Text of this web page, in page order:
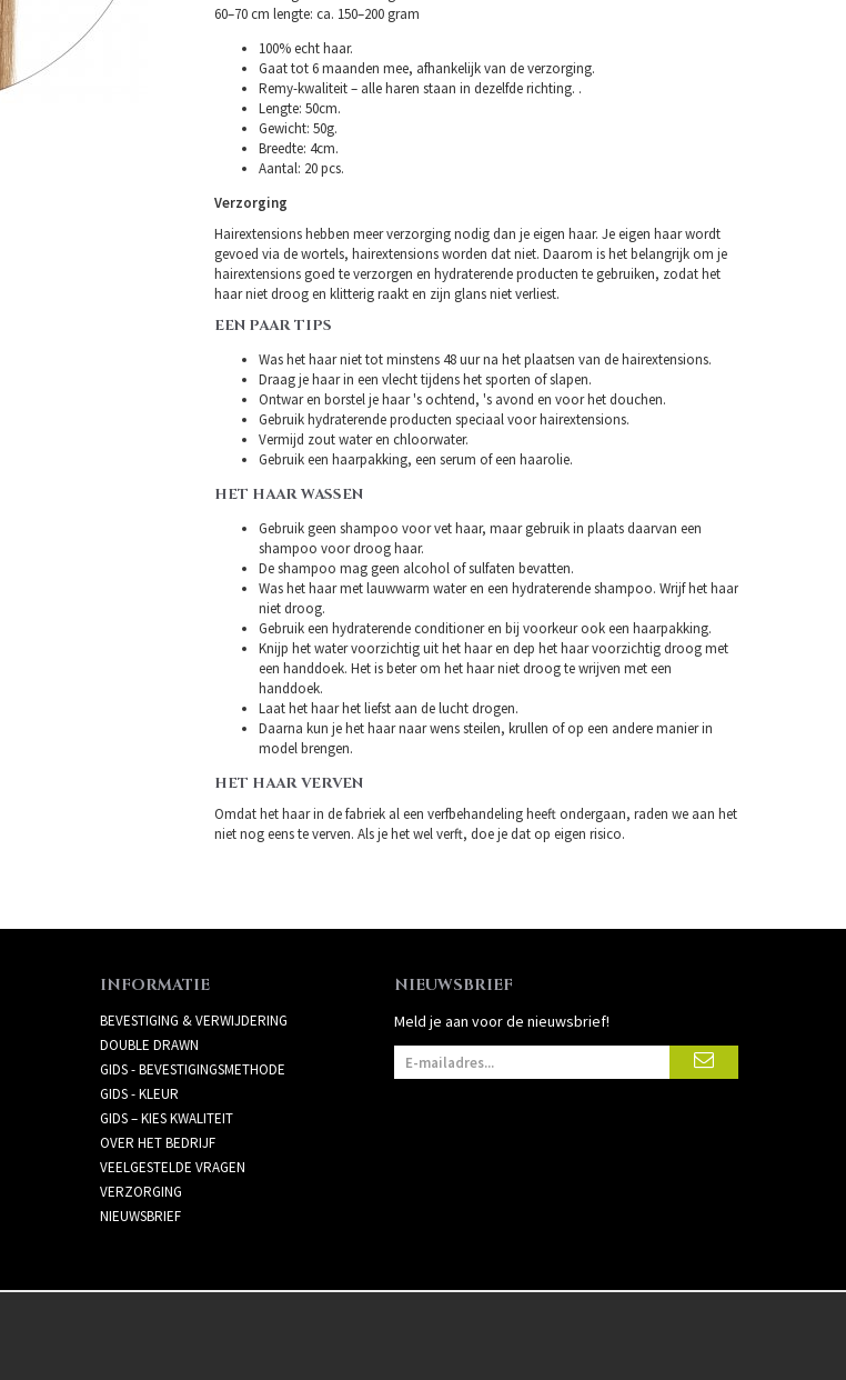
60–70 cm lengte: ca. 150–200 gram
100% echt haar.
Gaat tot 6 maanden mee, afhankelijk van de verzorging.
Remy-kwaliteit – alle haren staan in dezelfde richting. .
Lengte: 50cm.
Gewicht: 50g.
Breedte: 4cm.
Aantal: 20 pcs.
Verzorging
Hairextensions hebben meer verzorging nodig dan je eigen haar. Je eigen haar wordt
gevoed via de wortels, hairextensions worden dat niet. Daarom is het belangrijk om je
hairextensions goed te verzorgen en hydraterende producten te gebruiken, zodat het
haar niet droog en klitterig raakt en zijn glans niet verliest.
EEN PAAR TIPS
Was het haar niet tot minstens 48 uur na het plaatsen van de hairextensions.
Draag je haar in een vlecht tijdens het sporten of slapen.
Ontwar en borstel je haar 's ochtend, 's avond en voor het douchen.
Gebruik hydraterende producten speciaal voor hairextensions.
Vermijd zout water en chloorwater.
Gebruik een haarpakking, een serum of een haarolie.
HET HAAR WASSEN
Gebruik geen shampoo voor vet haar, maar gebruik in plaats daarvan een
shampoo voor droog haar.
De shampoo mag geen alcohol of sulfaten bevatten.
Was het haar met lauwwarm water en een hydraterende shampoo. Wrijf het haar
niet droog.
Gebruik een hydraterende conditioner en bij voorkeur ook een haarpakking.
Knijp het water voorzichtig uit het haar en dep het haar voorzichtig droog met
een handdoek. Het is beter om het haar niet droog te wrijven met een
handdoek.
Laat het haar het liefst aan de lucht drogen.
Daarna kun je het haar naar wens steilen, krullen of op een andere manier in
model brengen.
HET HAAR VERVEN
Omdat het haar in de fabriek al een verfbehandeling heeft ondergaan, raden we aan het
niet nog eens te verven. Als je het wel verft, doe je dat op eigen risico.
INFORMATIE
BEVESTIGING & VERWIJDERING
DOUBLE DRAWN
GIDS - BEVESTIGINGSMETHODE
GIDS - KLEUR
GIDS – KIES KWALITEIT
OVER HET BEDRIJF
VEELGESTELDE VRAGEN
VERZORGING
NIEUWSBRIEF
NIEUWSBRIEF
Meld je aan voor de nieuwsbrief!